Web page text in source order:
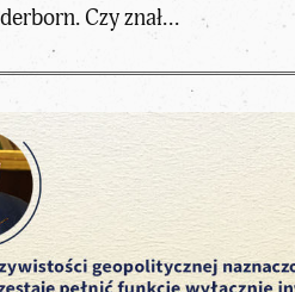
Czy znał...